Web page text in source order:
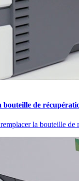
bouteille de
la bouteille de